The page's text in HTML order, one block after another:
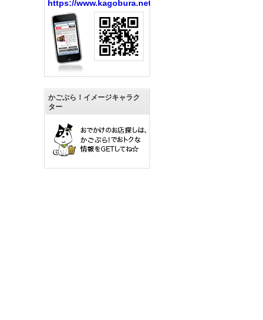
https://www.kagobura.net/
かごぶら！イメージキャラク
ター